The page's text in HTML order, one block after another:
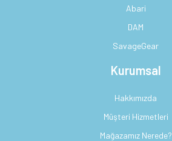
Abari
DAM
SavageGear
Kurumsal
Hakkımızda
Müşteri Hizmetleri
Mağazamız Nerede?